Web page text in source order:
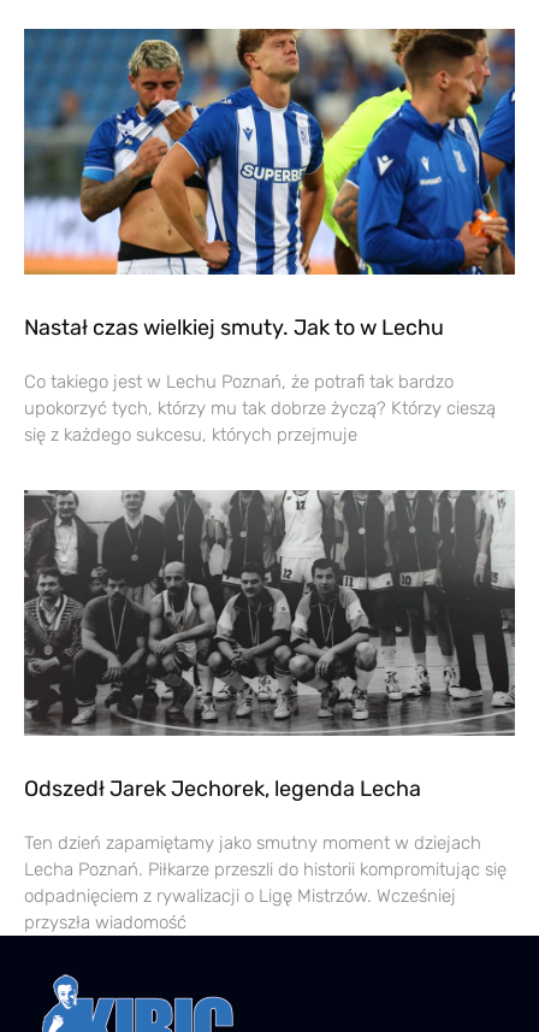
Nastał czas wielkiej smuty. Jak to w Lechu
Co takiego jest w Lechu Poznań, że potrafi tak bardzo
upokorzyć tych, którzy mu tak dobrze życzą? Którzy cieszą
się z każdego sukcesu, których przejmuje
Odszedł Jarek Jechorek, legenda Lecha
Ten dzień zapamiętamy jako smutny moment w dziejach
Lecha Poznań. Piłkarze przeszli do historii kompromitując się
odpadnięciem z rywalizacji o Ligę Mistrzów. Wcześniej
przyszła wiadomość